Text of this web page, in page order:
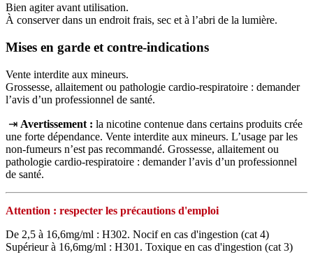
Bien agiter avant utilisation.
À conserver dans un endroit frais, sec et à l’abri de la lumière.
Mises en garde et contre-indications
Vente interdite aux mineurs.
Grossesse, allaitement ou pathologie cardio-respiratoire : demander
l’avis d’un professionnel de santé.
⇥ Avertissement : la nicotine contenue dans certains produits crée
une forte dépendance. Vente interdite aux mineurs. L’usage par les
non‑fumeurs n’est pas recommandé. Grossesse, allaitement ou
pathologie cardio‑respiratoire : demander l’avis d’un professionnel
de santé.
Attention : respecter les précautions d'emploi
De 2,5 à 16,6mg/ml : H302. Nocif en cas d'ingestion (cat 4)
Supérieur à 16,6mg/ml : H301. Toxique en cas d'ingestion (cat 3)